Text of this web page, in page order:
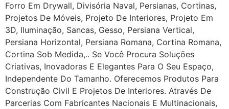
Forro Em Drywall, Divisória Naval, Persianas, Cortinas,
Projetos De Móveis, Projeto De Interiores, Projeto Em
3D, Iluminação, Sancas, Gesso, Persiana Vertical,
Persiana Horizontal, Persiana Romana, Cortina Romana,
Cortina Sob Medida,.. Se Você Procura Soluções
Criativas, Inovadoras E Elegantes Para O Seu Espaço,
Independente Do Tamanho. Oferecemos Produtos Para
Construção Civil E Projetos De Interiores. Através De
Parcerias Com Fabricantes Nacionais E Multinacionais,